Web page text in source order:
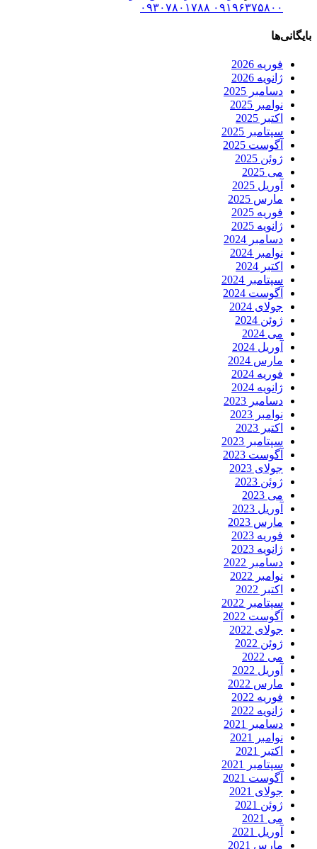
۰۹۱۹۶۳۷۵۸۰۰ ۰۹۳۰۷۸۰۱۷۸۸
بایگانی‌ها
فوریه 2026
ژانویه 2026
دسامبر 2025
نوامبر 2025
اکتبر 2025
سپتامبر 2025
آگوست 2025
ژوئن 2025
می 2025
آوریل 2025
مارس 2025
فوریه 2025
ژانویه 2025
دسامبر 2024
نوامبر 2024
اکتبر 2024
سپتامبر 2024
آگوست 2024
جولای 2024
ژوئن 2024
می 2024
آوریل 2024
مارس 2024
فوریه 2024
ژانویه 2024
دسامبر 2023
نوامبر 2023
اکتبر 2023
سپتامبر 2023
آگوست 2023
جولای 2023
ژوئن 2023
می 2023
آوریل 2023
مارس 2023
فوریه 2023
ژانویه 2023
دسامبر 2022
نوامبر 2022
اکتبر 2022
سپتامبر 2022
آگوست 2022
جولای 2022
ژوئن 2022
می 2022
آوریل 2022
مارس 2022
فوریه 2022
ژانویه 2022
دسامبر 2021
نوامبر 2021
اکتبر 2021
سپتامبر 2021
آگوست 2021
جولای 2021
ژوئن 2021
می 2021
آوریل 2021
مارس 2021